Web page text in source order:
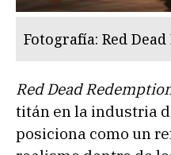
Fotografía: Red
Red Dead
titán en la industria
posiciona como un